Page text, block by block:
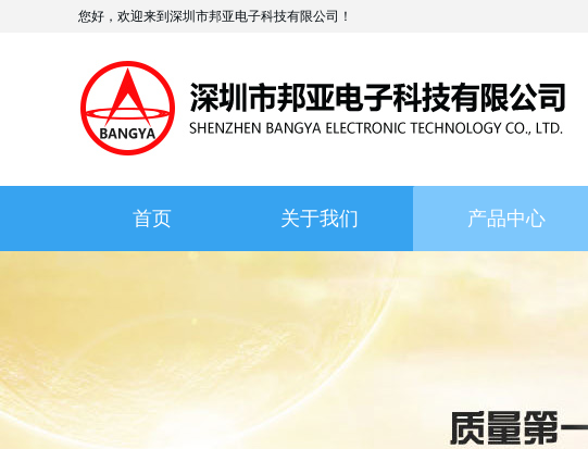
您好，欢迎来到深圳市邦亚电子科技有限公司！
首页 关于我们 产品中心